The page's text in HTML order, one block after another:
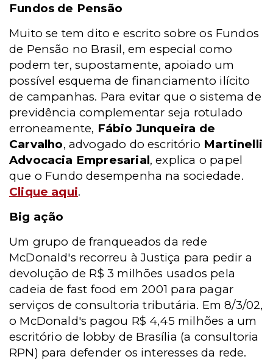
Fundos de Pensão
Muito se tem dito e escrito sobre os Fundos
de Pensão no Brasil, em especial como
podem ter, supostamente, apoiado um
possível esquema de financiamento ilícito
de campanhas. Para evitar que o sistema de
previdência complementar seja rotulado
erroneamente, Fábio Junqueira de
Carvalho, advogado do escritório Martinelli
Advocacia Empresarial, explica o papel
que o Fundo desempenha na sociedade.
Clique aqui.
Big ação
Um grupo de franqueados da rede
McDonald's recorreu à Justiça para pedir a
devolução de R$ 3 milhões usados pela
cadeia de fast food em 2001 para pagar
serviços de consultoria tributária. Em 8/3/02,
o McDonald's pagou R$ 4,45 milhões a um
escritório de lobby de Brasília (a consultoria
RPN) para defender os interesses da rede.